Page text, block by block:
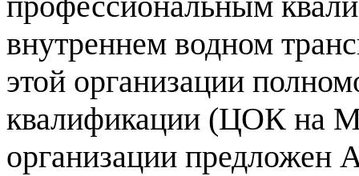
внутреннем водном
этой организации
квалификации (ЦОК на
организации